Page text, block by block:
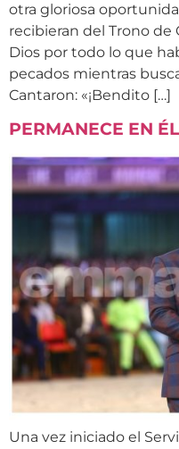
otra gloriosa
recibieran del Trono de
Dios por todo lo que
pecados mientras
Cantaron: «¡Bendito […]
PERMANECE EN ÉL
Una vez iniciado el